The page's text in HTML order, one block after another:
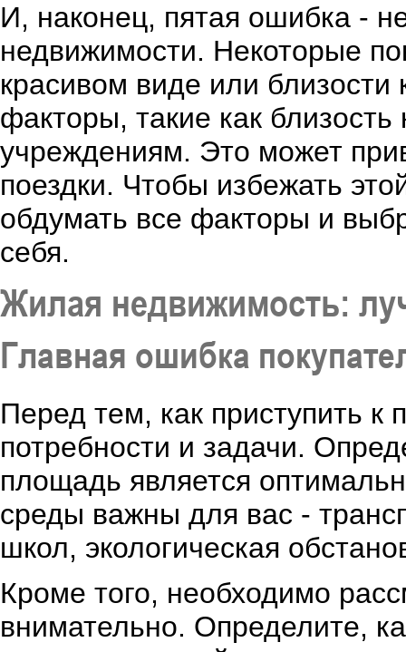
И, наконец, пятая ошибка -
недвижимости. Некоторые
красивом виде или близости
факторы, такие как
учреждениям. Это может
поездки. Чтобы избежать
обдумать все факторы и
себя.
Жилая недвижимость:
Главная ошибка
Перед тем, как приступить к
потребности и задачи.
площадь является
среды важны для вас -
школ, экологическая
Кроме того, необходимо
внимательно. Определите,